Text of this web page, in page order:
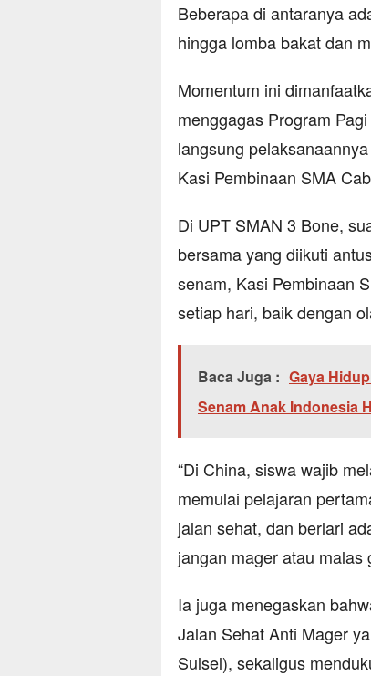
Beberapa di antaranya
hingga lomba bakat dan
Momentum ini
menggagas Program
langsung
Kasi Pembinaan SMA
Di UPT SMAN 3 Bone,
bersama yang diikuti
senam, Kasi Pembinaan
setiap hari, baik dengan
Baca Juga : Gaya
Senam Anak Indonesia
“Di China, siswa wajib
memulai pelajaran
jalan sehat, dan berlari
jangan mager atau malas
Ia juga menegaskan
Jalan Sehat Anti Mager
Sulsel), sekaligus